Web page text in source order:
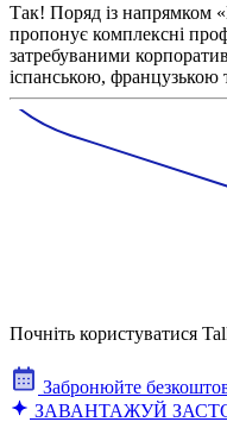
Так! Поряд із напрямком
пропонує комплексні
затребуваними
іспанською, французькою
Почніть користуватися
Забронюйте
ЗАВАНТАЖУЙ